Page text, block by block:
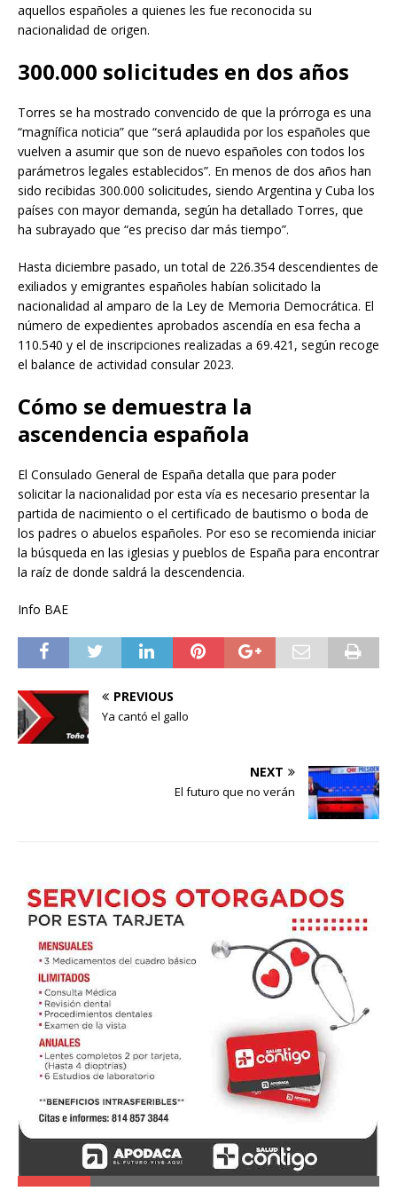
aquellos españoles a quienes les fue reconocida su
nacionalidad de origen.
300.000 solicitudes en dos años
Torres se ha mostrado convencido de que la prórroga es una
“magnífica noticia” que “será aplaudida por los españoles que
vuelven a asumir que son de nuevo españoles con todos los
parámetros legales establecidos”. En menos de dos años han
sido recibidas 300.000 solicitudes, siendo Argentina y Cuba los
países con mayor demanda, según ha detallado Torres, que
ha subrayado que “es preciso dar más tiempo”.
Hasta diciembre pasado, un total de 226.354 descendientes de
exiliados y emigrantes españoles habían solicitado la
nacionalidad al amparo de la Ley de Memoria Democrática. El
número de expedientes aprobados ascendía en esa fecha a
110.540 y el de inscripciones realizadas a 69.421, según recoge
el balance de actividad consular 2023.
Cómo se demuestra la
ascendencia española
El Consulado General de España detalla que para poder
solicitar la nacionalidad por esta vía es necesario presentar la
partida de nacimiento o el certificado de bautismo o boda de
los padres o abuelos españoles. Por eso se recomienda iniciar
la búsqueda en las iglesias y pueblos de España para encontrar
la raíz de donde saldrá la descendencia.
Info BAE
PREVIOUS
Ya cantó el gallo
NEXT
El futuro que no verán